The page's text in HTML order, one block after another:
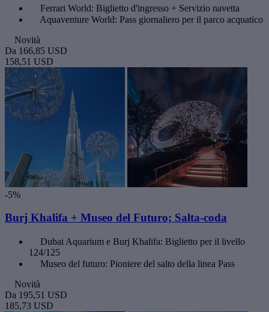
Ferrari World: Biglietto d'ingresso + Servizio navetta
Aquaventure World: Pass giornaliero per il parco acquatico
Novità
Da 166,85 USD
158,51 USD
-5%
Burj Khalifa + Museo del Futuro; Salta-coda
Dubai Aquarium e Burj Khalifa: Biglietto per il livello
124/125
Museo del futuro: Pioniere del salto della linea Pass
Novità
Da 195,51 USD
185,73 USD